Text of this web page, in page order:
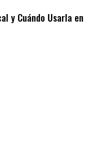
y Cuándo Usarla en